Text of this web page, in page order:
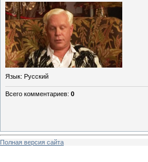
Язык: Русский
Всего комментариев: 0
Полная версия сайта